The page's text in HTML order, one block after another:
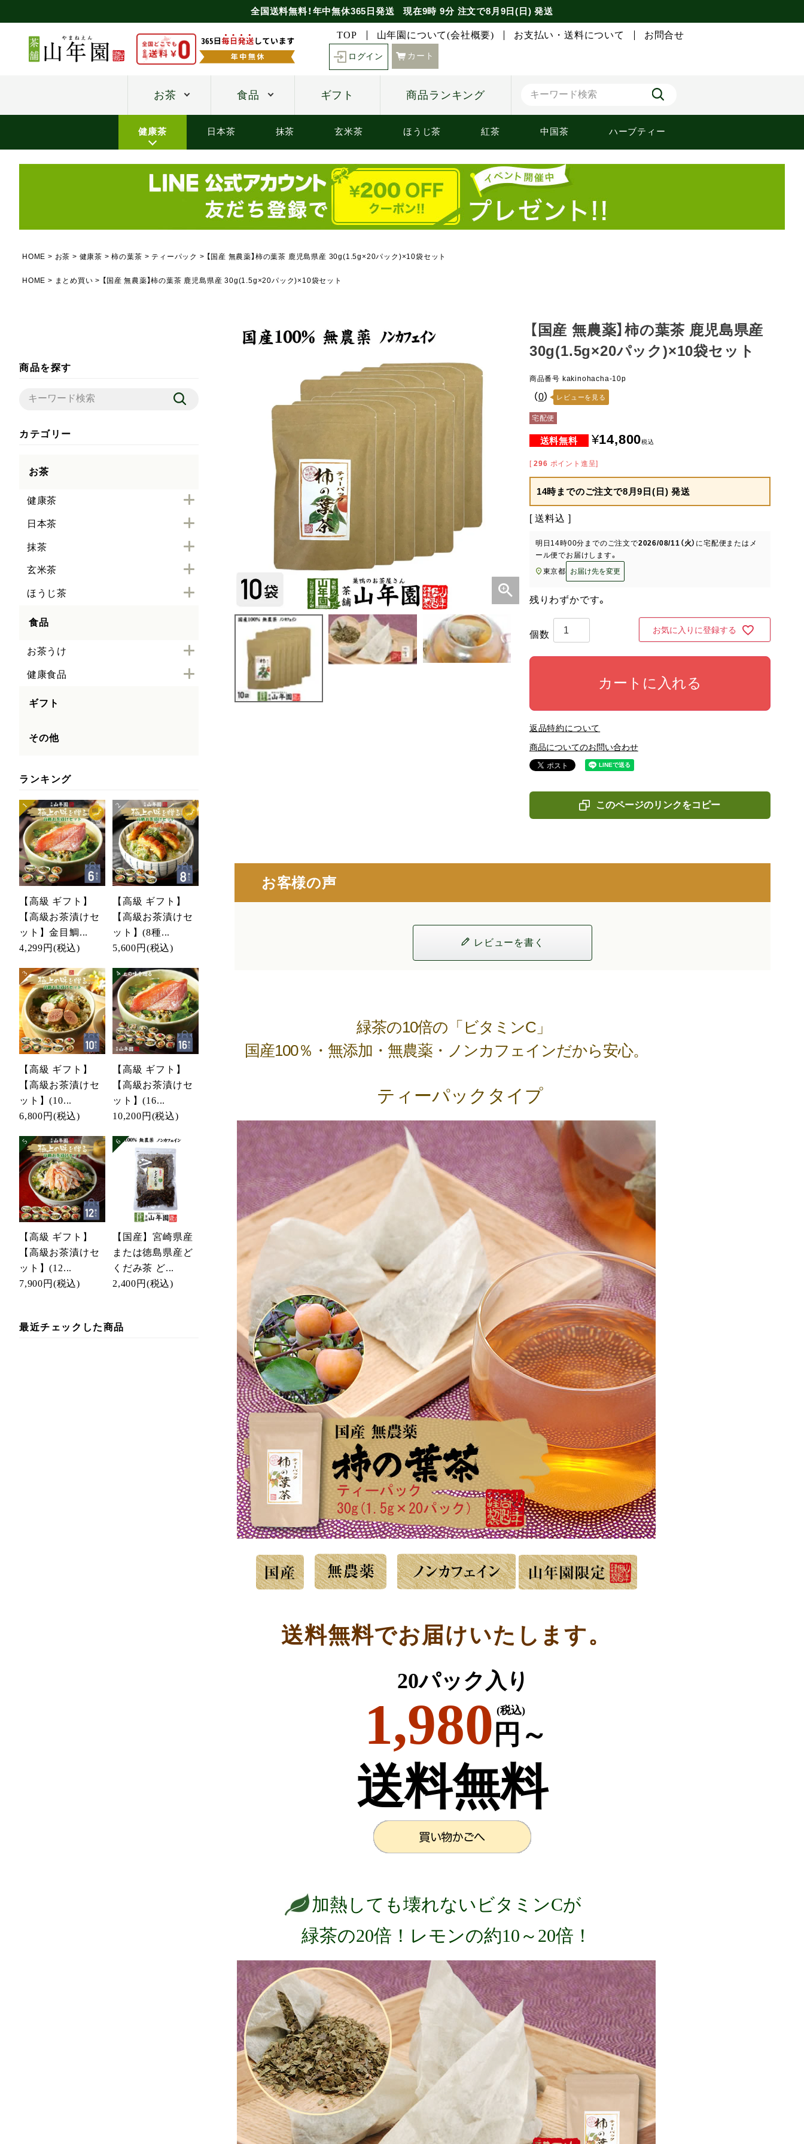
全国送料無料！年中無休365日発送 現在9時 9分注文で8月9日(日) 発送
TOP 山年園について(会社概要) お支払い・送料について お問合せ
ログイン カート
お茶 食品 ギフト 商品ランキング
健康茶 日本茶 抹茶 玄米茶 ほうじ茶 紅茶 中国茶 ハーブティー
HOME お茶 健康茶 柿の葉茶 ティーパック 【国産 無農薬】柿の葉茶 鹿児島県産 30g(1.5g×20パック)×10袋セット
HOME まとめ買い 【国産 無農薬】柿の葉茶 鹿児島県産 30g(1.5g×20パック)×10袋セット
商品を探す
カテゴリー
お茶
健康茶
日本茶
抹茶
玄米茶
ほうじ茶
食品
お茶うけ
健康食品
ギフト
その他
ランキング
【高級 ギフト】
【高級お茶漬けセ
ット】金目鯛...
4,299円 (税込)
【高級 ギフト】
【高級お茶漬けセ
ット】(8種...
5,600円 (税込)
【高級 ギフト】
【高級お茶漬けセ
ット】(10...
6,800円 (税込)
【高級 ギフト】
【高級お茶漬けセ
ット】(16...
10,200円 (税込)
【高級 ギフト】
【高級お茶漬けセ
ット】(12...
7,900円 (税込)
【国産】宮崎県産
または徳島県産ど
くだみ茶 ど...
2,400円 (税込)
最近チェックした商品
【国産 無農薬】柿の葉茶 鹿児島県産
30g(1.5g×20パック)×10袋セット
商品番号 kakinohacha-10p
（0） レビューを見る
宅配便
¥14,800税込
[ 296 ポイント進呈]
14時までのご注文で8月9日(日) 発送
送料込
明日 14時00分 までのご注文で2026/08/11（火） に宅配便またはメ
ール便でお届けします。
東京都
お届け先を変更
残りわずかです。
お気に入りに登録する
カートに入れる
返品特約について
商品についてのお問い合わせ
このページのリンクをコピー
お客様の声
レビューを書く